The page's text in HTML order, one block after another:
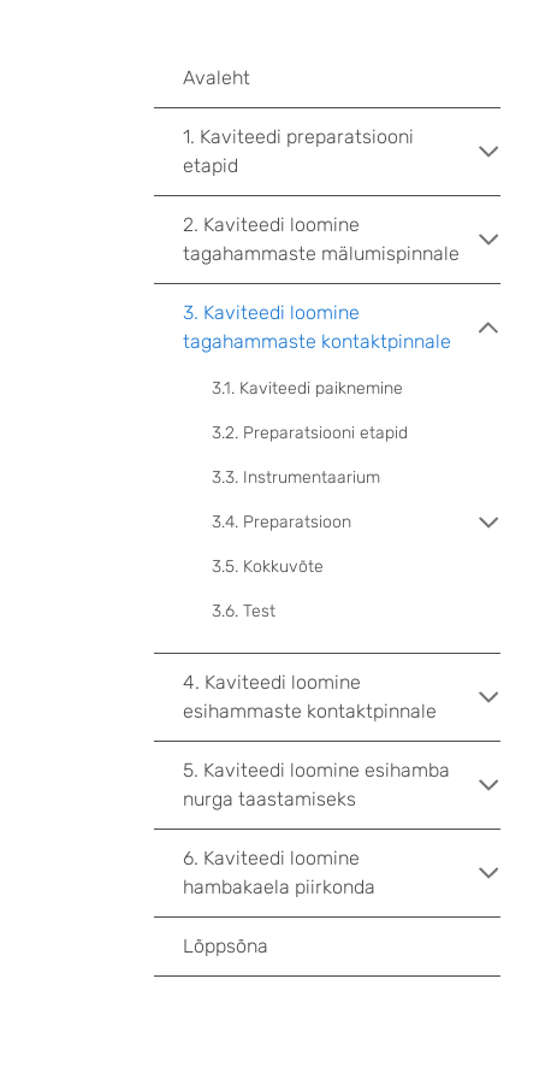
Avaleht
1. Kaviteedi preparatsiooni
etapid
2. Kaviteedi loomine
tagahammaste mälumispinnale
3. Kaviteedi loomine
tagahammaste kontaktpinnale
3.1. Kaviteedi paiknemine
3.2. Preparatsiooni etapid
3.3. Instrumentaarium
3.4. Preparatsioon
3.5. Kokkuvõte
3.6. Test
4. Kaviteedi loomine
esihammaste kontaktpinnale
5. Kaviteedi loomine esihamba
nurga taastamiseks
6. Kaviteedi loomine
hambakaela piirkonda
Lõppsõna